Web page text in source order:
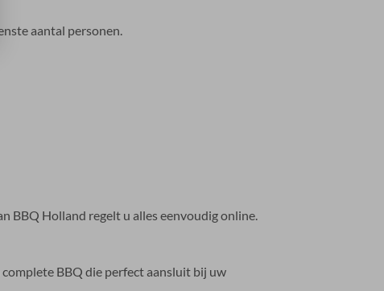
aantal personen.
BBQ Holland regelt u alles eenvoudig online.
BBQ die perfect aansluit bij uw